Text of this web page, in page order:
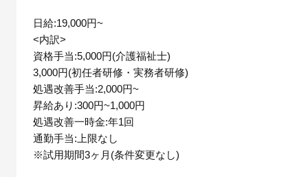
日給:19,000円~
<内訳>
資格手当:5,000円(介護福祉士)
3,000円(初任者研修・実務者研修)
処遇改善手当:2,000円~
昇給あり:300円~1,000円
処遇改善一時金:年1回
通勤手当:上限なし
※試用期間3ヶ月(条件変更なし)